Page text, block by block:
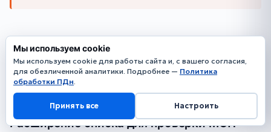
11. ИЗМЕНЕНИЯ В 223-ФЗ В
2026 ГОДУ
Ключевые новшества с 1 января 2026:
Расширение списка для проверки МСП-
Мы используем cookie
Мы используем cookie для работы сайта и, с вашего согласия,
для обезличенной аналитики. Подробнее — Политика
обработки ПДн.
Принять все Настроить